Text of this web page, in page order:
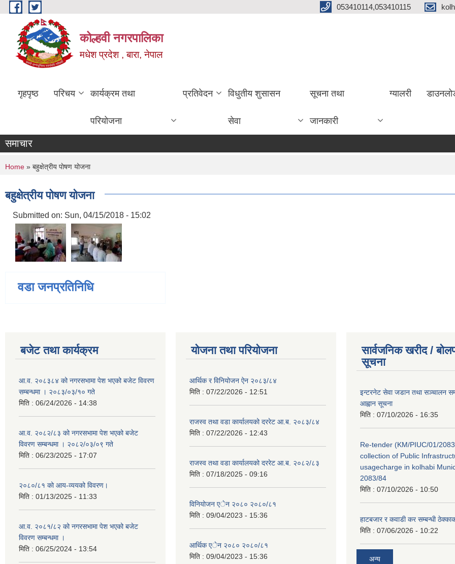
Skip to main content 053410114,053410115
कोल्हवी नगरपालिका
मधेश प्रदेश , बारा, नेपाल
गृहपृष्ठ परिचय कार्यक्रम तथा
परियोजना
प्रतिवेदन विधुतीय शुसासन
सेवा
सूचना तथा
जानकारी
ग्यालरी
समाचार
You are here
Home » बहुक्षेत्रीय पाेषण योजना
बहुक्षेत्रीय पाेषण योजना
Submitted on: Sun, 04/15/2018 - 15:02
वडा जनप्रतिनिधि
बजेट तथा कार्यक्रम
आ.व. २०८३८४ को नगरसभामा पेश भएको बजेट विवरण
सम्बन्धमा । २०८३/०३/१० गते
मिति : 06/24/2026 - 14:38
आ.व. २०८२/८३ को नगरसभामा पेश भएको बजेट
विवरण सम्बन्धमा । २०८२/०३/०९ गते
मिति : 06/23/2025 - 17:07
२०८०/८१ को आय-व्ययको विवरण।
मिति : 01/13/2025 - 11:33
आ.व. २०८१/८२ को नगरसभामा पेश भएको बजेट
विवरण सम्बन्धमा ।
मिति : 06/25/2024 - 13:54
योजना तथा परियोजना
आर्थिक र विनियोजन ऐन २०८३/८४
मिति : 07/22/2026 - 12:51
राजस्व तथा वडा कार्यालयको दररेट आ.ब. २०८३/८४
मिति : 07/22/2026 - 12:43
राजस्व तथा वडा कार्यालयको दररेट आ.ब. २०८२/८३
मिति : 07/18/2025 - 09:16
विनियोजन एेन २०८० २०८०/८१
मिति : 09/04/2023 - 15:36
आर्थिक एेन २०८० २०८०/८१
मिति : 09/04/2023 - 15:36
सार्वजनिक खरीद /
सूचना
इन्टरनेट सेवा जडान तथा सञ्चालन
आह्वान सूचना
मिति : 07/10/2026 - 16:35
Re-tender (KM/PIUC/01/
collection of Public
usagecharge in kolhabi
2083/84
मिति : 07/10/2026 - 10:50
हाटबजार र कवाडी कर सम्बन्धी
मिति : 07/06/2026 - 10:22
अन्य